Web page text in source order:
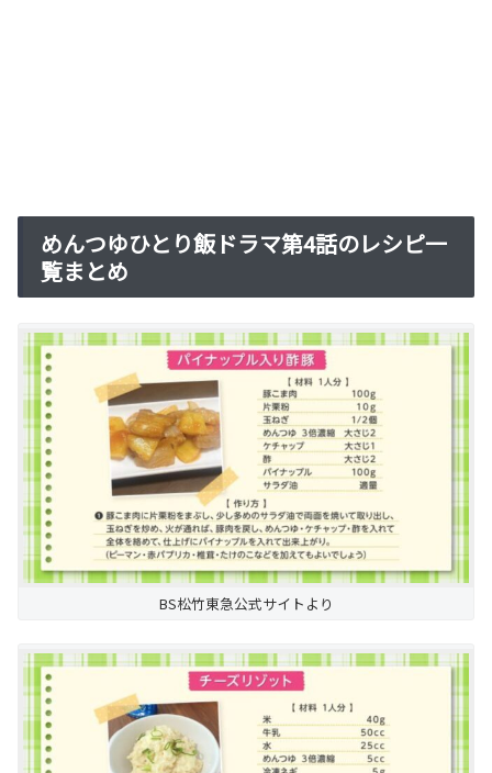
めんつゆひとり飯ドラマ第4話のレシピ一
覧まとめ
BS松竹東急公式サイトより